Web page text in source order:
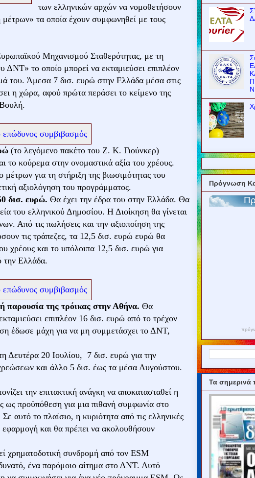
των ελληνικών αρχών να νομοθετήσουν
τα οποία έχουν συμφωνηθεί με τους
Μηχανισμού Σταθερότητας, με τη
ΔΝΤ» το οποίο μπορεί να εκταμιεύσει επιπλέον
του. Άμεσα 7 δισ. ευρώ στην Ελλάδα μέσα στις
η χώρα, αφού πρώτα περάσει το κείμενο της
(το λεγόμενο πακέτο του Ζ. Κ. Γιούνκερ)
το κούρεμα στην ονομαστικά αξία του χρέους.
για τη στήριξη της βιωσιμότητας του
αξιολόγηση του προγράμματος.
δισ. ευρώ. Θα έχει την έδρα του στην Ελλάδα. Θα
του ελληνικού Δημοσίου. Η Διοίκηση θα γίνεται
Από τις πωλήσεις και την αξιοποίηση της
τις τράπεζες, τα 12,5 δισ. ευρώ ευρώ θα
χρέους και το υπόλοιπα 12,5 δισ. ευρώ για
την Ελλάδα.
παρουσία της τρόικας στην Αθήνα. Θα
επιπλέον 16 δισ. ευρώ από το τρέχον
έδωσε μάχη για να μη συμμετάσχει το ΔΝΤ,
Δευτέρα 20 Ιουλίου, 7 δισ. ευρώ για την
και άλλο 5 δισ. έως τα μέσα Αυγούστου.
την επιτακτική ανάγκη να αποκατασταθεί η
ως προϋπόθεση για μια πιθανή συμφωνία στο
αυτό το πλαίσιο, η κυριότητα από τις ελληνικές
εφαρμογή και θα πρέπει να ακολουθήσουν
χρηματοδοτική συνδρομή από τον ESM
ένα παρόμοιο αίτημα στο ΔΝΤ. Αυτό
Πρόγνωση
Τα σημερινά